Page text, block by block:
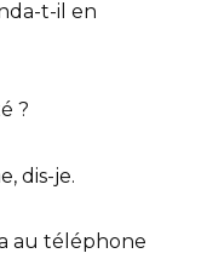
t-il en
?
dis-je.
au téléphone